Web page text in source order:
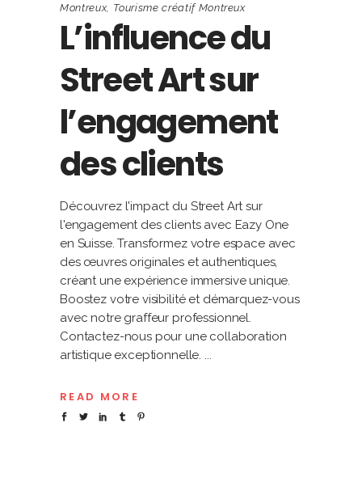
Montreux, Tourisme créatif Montreux
L’influence du
Street Art sur
l’engagement
des clients
Découvrez l'impact du Street Art sur
l'engagement des clients avec Eazy One
en Suisse. Transformez votre espace avec
des œuvres originales et authentiques,
créant une expérience immersive unique.
Boostez votre visibilité et démarquez-vous
avec notre graffeur professionnel.
Contactez-nous pour une collaboration
artistique exceptionnelle.
READ MORE